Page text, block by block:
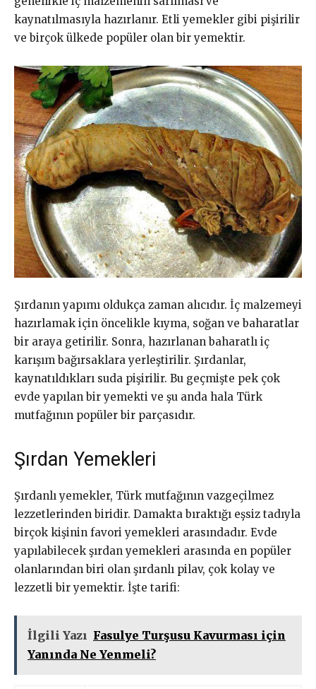
kaynatılmasıyla hazırlanır. Etli yemekler gibi pişirilir
ve birçok ülkede popüler olan bir yemektir.
Şırdanın yapımı oldukça zaman alıcıdır. İç malzemeyi
hazırlamak için öncelikle kıyma, soğan ve baharatlar
bir araya getirilir. Sonra, hazırlanan baharatlı iç
karışım bağırsaklara yerleştirilir. Şırdanlar,
kaynatıldıkları suda pişirilir. Bu geçmişte pek çok
evde yapılan bir yemekti ve şu anda hala Türk
mutfağının popüler bir parçasıdır.
Şırdan Yemekleri
Şırdanlı yemekler, Türk mutfağının vazgeçilmez
lezzetlerinden biridir. Damakta bıraktığı eşsiz tadıyla
birçok kişinin favori yemekleri arasındadır. Evde
yapılabilecek şırdan yemekleri arasında en popüler
olanlarından biri olan şırdanlı pilav, çok kolay ve
lezzetli bir yemektir. İşte tarifi:
İlgili Yazı Fasulye Turşusu Kavurması için
Yanında Ne Yenmeli?